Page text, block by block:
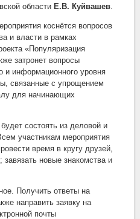
области Е.В. Куйвашев.
коснётся вопросов
и власти в рамках
«Популяризация
затронет вопросы
и информационного уровня
связанные с упрощением
для начинающих
состоять из деловой и
участникам мероприятия
время в кругу друзей,
новые знакомства и
Получить ответы на
направить заявку на
почты